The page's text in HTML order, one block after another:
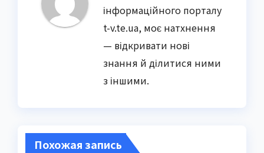
інформаційного порталу
t-v.te.ua, моє натхнення
— відкривати нові
знання й ділитися ними
з іншими.
Похожая запись